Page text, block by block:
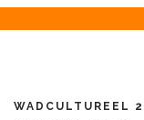
WADCULTUREEL